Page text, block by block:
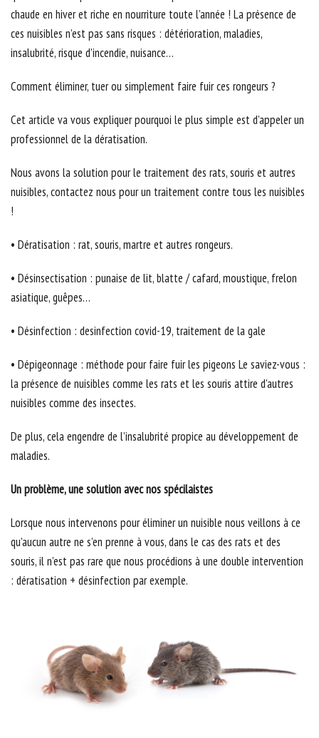
chaude en hiver et riche en nourriture toute l’année ! La présence de
ces nuisibles n’est pas sans risques : détérioration, maladies,
insalubrité, risque d’incendie, nuisance…
Comment éliminer, tuer ou simplement faire fuir ces rongeurs ?
Cet article va vous expliquer pourquoi le plus simple est d’appeler un
professionnel de la dératisation.
Nous avons la solution pour le traitement des rats, souris et autres
nuisibles, contactez nous pour un traitement contre tous les nuisibles
!
• Dératisation : rat, souris, martre et autres rongeurs.
• Désinsectisation : punaise de lit, blatte / cafard, moustique, frelon
asiatique, guêpes…
• Désinfection : desinfection covid-19, traitement de la gale
• Dépigeonnage : méthode pour faire fuir les pigeons Le saviez-vous :
la présence de nuisibles comme les rats et les souris attire d’autres
nuisibles comme des insectes.
De plus, cela engendre de l’insalubrité propice au développement de
maladies.
Un problème, une solution avec nos spécilaistes
Lorsque nous intervenons pour éliminer un nuisible nous veillons à ce
qu’aucun autre ne s’en prenne à vous, dans le cas des rats et des
souris, il n’est pas rare que nous procédions à une double intervention
: dératisation + désinfection par exemple.